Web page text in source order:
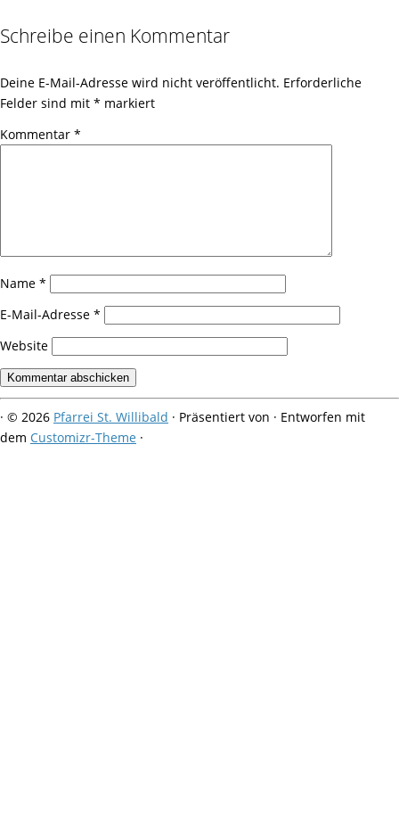
Schreibe einen Kommentar
Deine E-Mail-Adresse wird nicht veröffentlicht. Erforderliche
Felder sind mit * markiert
Kommentar *
Name *
E-Mail-Adresse *
Website
· © 2026 Pfarrei St. Willibald · Präsentiert von · Entworfen mit
dem Customizr-Theme ·